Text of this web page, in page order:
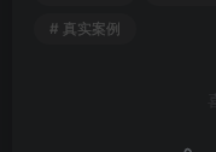
# 真实案例